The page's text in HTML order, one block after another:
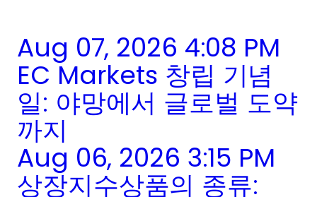
Aug 07, 2026 4:08 PM
EC Markets 창립 기념
일: 야망에서 글로벌 도약
까지
Aug 06, 2026 3:15 PM
상장지수상품의 종류: